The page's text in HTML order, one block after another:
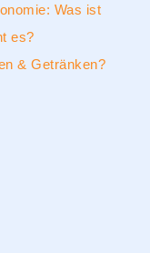
Was ist
es?
& Getränken?